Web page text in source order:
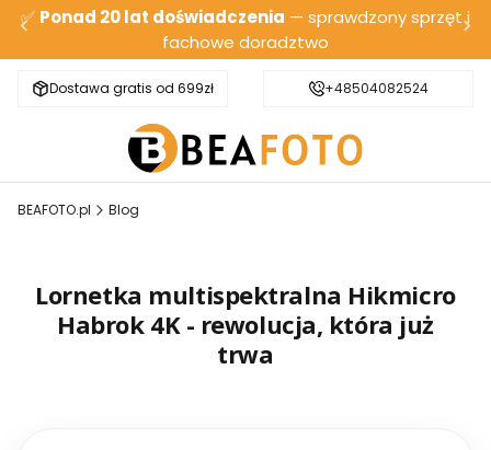
✅ Ponad 20 lat doświadczenia — sprawdzony sprzęt i
fachowe doradztwo
Dostawa gratis od 699zł Bezpieczna wysyłka
+48504082524
BEAFOTO.pl Blog
Lornetka multispektralna Hikmicro
Habrok 4K - rewolucja, która już
trwa